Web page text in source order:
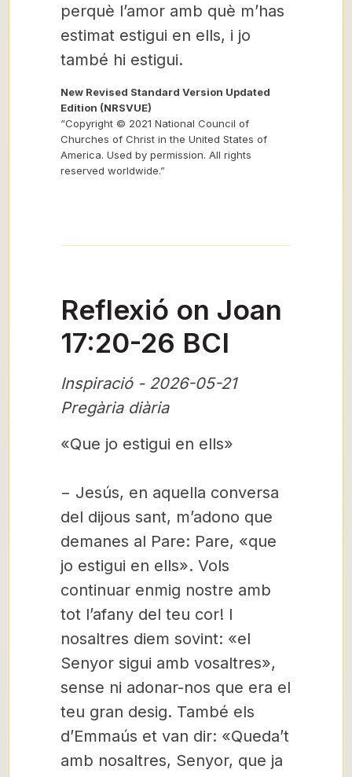
perquè l’amor amb què m’has
estimat estigui en ells, i jo
també hi estigui.
New Revised Standard Version Updated
Edition (NRSVUE)
“Copyright © 2021 National Council of
Churches of Christ in the United States of
America. Used by permission. All rights
reserved worldwide.”
Reflexió on Joan
17:20-26 BCI
Inspiració - 2026-05-21
Pregària diària
«Que jo estigui en ells»
− Jesús, en aquella conversa
del dijous sant, m’adono que
demanes al Pare: Pare, «que
jo estigui en ells». Vols
continuar enmig nostre amb
tot l’afany del teu cor! I
nosaltres diem sovint: «el
Senyor sigui amb vosaltres»,
sense ni adonar-nos que era el
teu gran desig. També els
d’Emmaús et van dir: «Queda’t
amb nosaltres, Senyor, que ja